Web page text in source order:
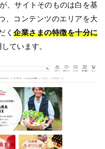
、サイトそのものは白を基
、コンテンツのエリアを大
く 企業さまの特徴を十分に
ています。